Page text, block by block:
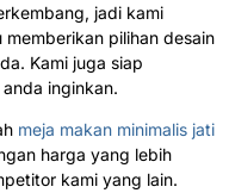
jadi kami
pilihan desain
Kami juga siap
inginkan.
meja makan minimalis jati
harga yang lebih
kami yang lain.